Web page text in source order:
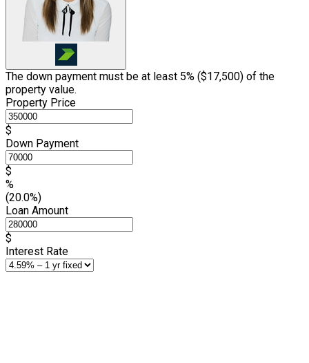
The down payment must be at least 5% ($17,500) of the
property value.
Property Price
$
Down Payment
$
%
(20.0%)
Loan Amount
$
Interest Rate